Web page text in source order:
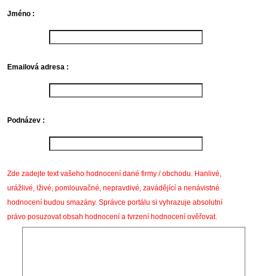
Jméno :
Emailová adresa :
Podnázev :
Zde zadejte text vašeho hodnocení dané firmy / obchodu. Hanlivé,
urážlivé, lživé, pomlouvačné, nepravdivé, zavádějící a nenávistné
hodnocení budou smazány. Správce portálu si vyhrazuje absolutní
právo posuzovat obsah hodnocení a tvrzení hodnocení ověřovat.